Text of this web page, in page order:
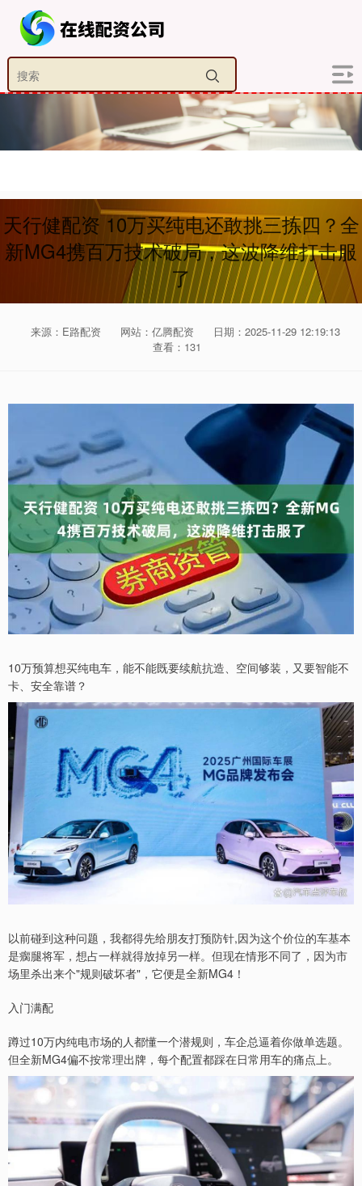
天行健配资 10万买纯电还敢挑三拣四？全
新MG4携百万技术破局，这波降维打击服
了
来源：E路配资 网站：亿腾配资
日期：2025-11-29 12:19:13
查看：131
10万预算想买纯电车，能不能既要续航抗造、空间够装，又要智能不
卡、安全靠谱？
以前碰到这种问题，我都得先给朋友打预防针,因为这个价位的车基本
是瘸腿将军，想占一样就得放掉另一样。但现在情形不同了，因为市
场里杀出来个"规则破坏者"，它便是全新MG4！
入门满配
蹲过10万内纯电市场的人都懂一个潜规则，车企总逼着你做单选题。
但全新MG4偏不按常理出牌，每个配置都踩在日常用车的痛点上。